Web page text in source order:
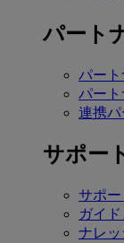
パート
パート
パー
連携
サポー
サポ
ガイ
ナレッ